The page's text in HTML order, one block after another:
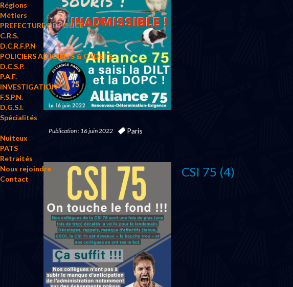
Régions
Métiers
PREFECTURE DE POLICE
C.R.S.
D.C.R.F.P.N
POLICIERS ADJOINTS & CADETS
D.C.S.P.
P.A.F.
INVESTIGATION
F.S.P.N.
D.G.S.I.
Spécialités
Nuiteux
PATS
Retraités
Nous rejoindre
Contact
Publication : 16 juin 2022 Paris
CSI 75 (4)